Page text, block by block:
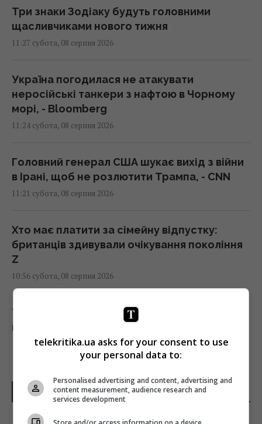
Три знаки Зодіаку будуть головними
щасливчиками нового тижня
11:27 субота, 08 серпня 2026
Україна погодилася не атакувати
неросійські танкери з нафтою в Чорному
морі, - Bloomberg
11:24 субота, 08 серпня 2026
Головний генерал США шукає вихід з війни
в Ірані, щоб не розлютити Трампа, - CNN
11:21 субота, 08 серпня 2026
Хто має платити за сімейну відпустку:
британців здивували очікування покоління
Z
10:56 субота, 08 серпня 2026
У Росії загорілись одразу два великі НПЗ
після атаки українських дронів
10:55 субота, 08 серпня 2026
Під джунглями В'єтнаму виявили печеру з
рідкісними кам'яними "перлинами"
10:49 субота, 08 серпня 2026
ОСТАННІ НОВИНИ
telekritika.ua asks for your consent to use
your personal data to:
Personalised advertising and content, advertising and
content measurement, audience research and
services development